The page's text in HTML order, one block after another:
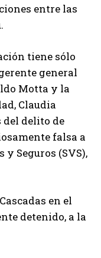
entre las
tiene sólo
general
Motta y la
Claudia
del delito de
falsa a
Seguros (SVS),
en el
detenido, a la